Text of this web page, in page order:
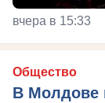
вчера в 15:33
Общество
В Молдове